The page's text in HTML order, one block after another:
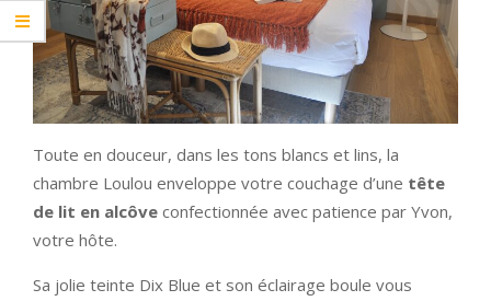
Toute en douceur, dans les tons blancs et lins, la
chambre Loulou enveloppe votre couchage d’une tête
de lit en alcôve confectionnée avec patience par Yvon,
votre hôte.
Sa jolie teinte Dix Blue et son éclairage boule vous